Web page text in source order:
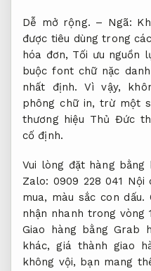
Dễ mở rộng. – Ngã:
được tiêu dùng trong
hóa đơn, Tối ưu nguồn
buộc font chữ nặc
nhất định. Vì vậy,
phông chữ in, trừ một
thương hiệu Thủ Đức
cố định.
Vui lòng đặt hàng
Zalo: 0909 228 041
mua, màu sắc con
nhận nhanh trong vòng
Giao hàng bằng Grab
khác, giá thành giao
không vội, bạn mang